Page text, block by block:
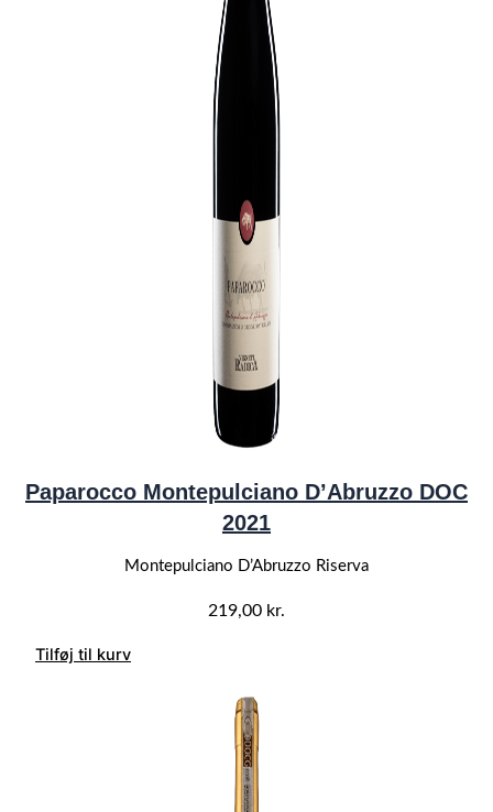
Paparocco Montepulciano D’Abruzzo DOC
2021
Montepulciano D’Abruzzo Riserva
219,00 kr.
Tilføj til kurv